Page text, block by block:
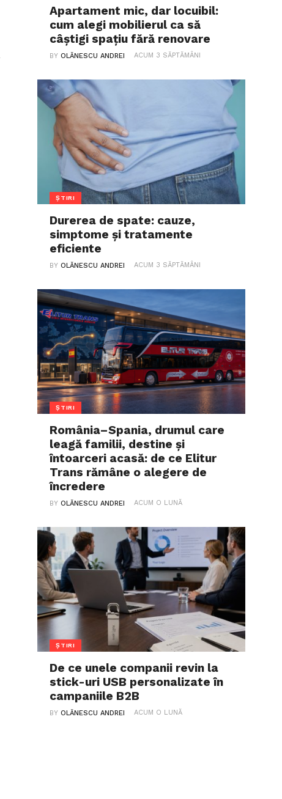
Apartament mic, dar locuibil:
cum alegi mobilierul ca să
câștigi spațiu fără renovare
BYOLĂNESCU ANDREI ACUM 3 SĂPTĂMÂNI
ȘTIRI
Durerea de spate: cauze,
simptome și tratamente
eficiente
BYOLĂNESCU ANDREI ACUM 3 SĂPTĂMÂNI
ȘTIRI
România–Spania, drumul care
leagă familii, destine și
întoarceri acasă: de ce Elitur
Trans rămâne o alegere de
încredere
BYOLĂNESCU ANDREI ACUM O LUNĂ
ȘTIRI
De ce unele companii revin la
stick-uri USB personalizate în
campaniile B2B
BYOLĂNESCU ANDREI ACUM O LUNĂ